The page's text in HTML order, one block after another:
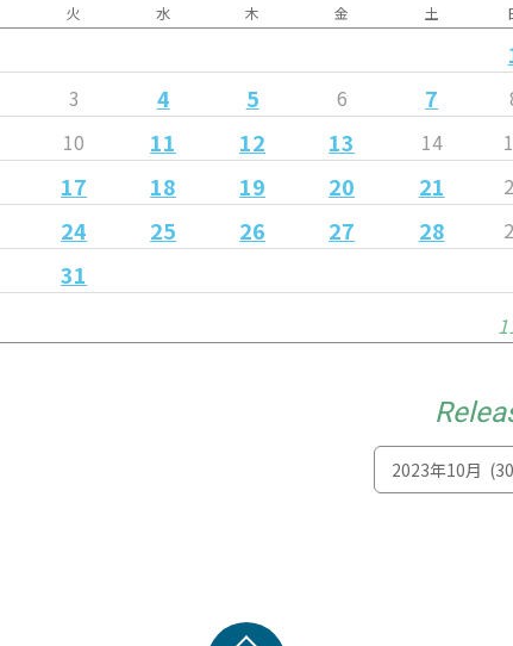
火 水 木 金 土
3 4 5 6 7
10 11 12 13 14
17 18 19 20 21
24 25 26 27 28
31